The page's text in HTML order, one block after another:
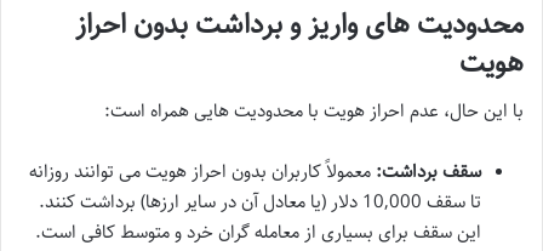
محدودیت های واریز و برداشت بدون احراز
هویت
با این حال، عدم احراز هویت با محدودیت هایی همراه است:
سقف برداشت: معمولاً کاربران بدون احراز هویت می توانند روزانه
تا سقف 10,000 دلار (یا معادل آن در سایر ارزها) برداشت کنند.
این سقف برای بسیاری از معامله گران خرد و متوسط کافی است.